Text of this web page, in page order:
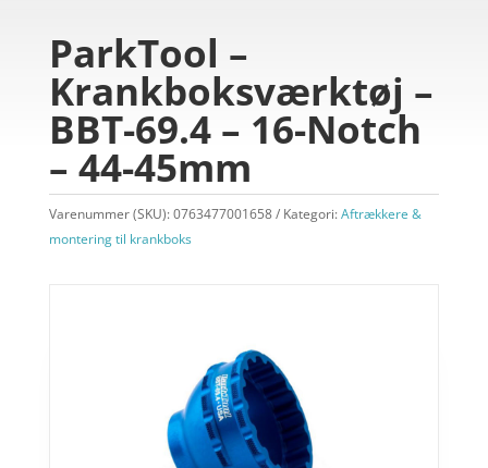
ParkTool –
Krankboksværktøj –
BBT-69.4 – 16-Notch
– 44-45mm
Varenummer (SKU):0763477001658 Kategori:Aftrækkere &
montering til krankboks